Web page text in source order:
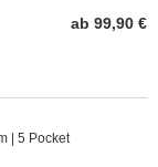
ab 99,90 €
| 5 Pocket